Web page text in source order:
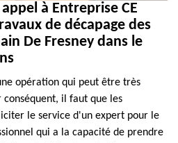
à Entreprise CE
de décapage des
De Fresney dans le
opération qui peut être très
il faut que les
le service d'un expert pour le
qui a la capacité de prendre